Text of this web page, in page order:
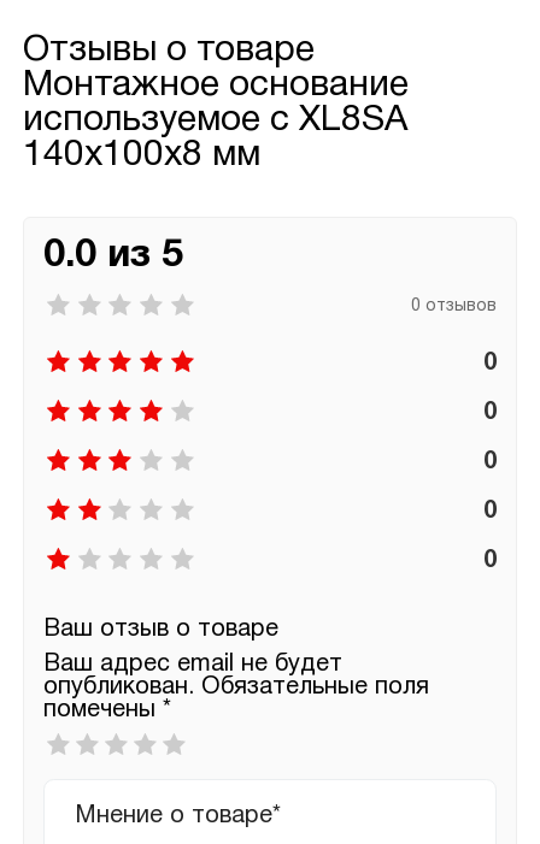
Отзывы о товаре
Монтажное основание
используемое с XL8SA
140х100х8 мм
0.0 из 5
0 отзывов
0
0
0
0
0
Ваш отзыв о товаре
Ваш адрес email не будет
опубликован. Обязательные поля
помечены *
Ваша
оценка
отзыв